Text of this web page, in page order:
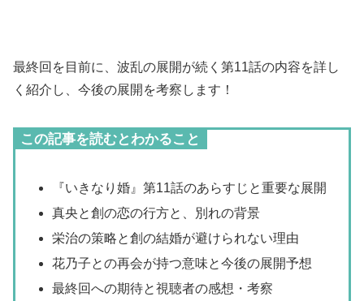
最終回を目前に、波乱の展開が続く第11話の内容を詳し
く紹介し、今後の展開を考察します！
この記事を読むとわかること
『いきなり婚』第11話のあらすじと重要な展開
真央と創の恋の行方と、別れの背景
栄治の策略と創の結婚が避けられない理由
花乃子との再会が持つ意味と今後の展開予想
最終回への期待と視聴者の感想・考察